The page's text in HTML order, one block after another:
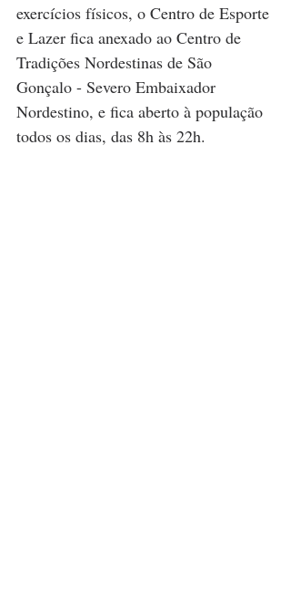
exercícios físicos, o Centro de Esporte
e Lazer fica anexado ao Centro de
Tradições Nordestinas de São
Gonçalo - Severo Embaixador
Nordestino, e fica aberto à população
todos os dias, das 8h às 22h.